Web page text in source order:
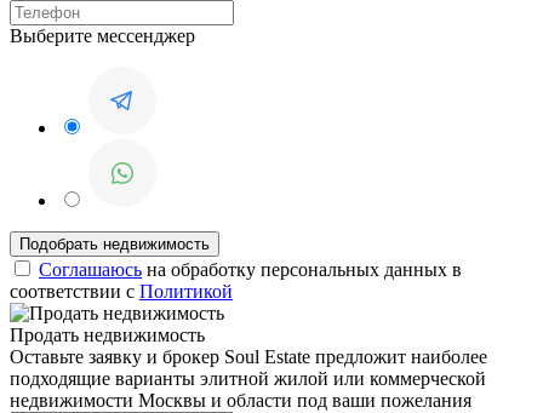
Выберите мессенджер
Соглашаюсь на обработку персональных данных в
соответствии с Политикой
Продать недвижимость
Оставьте заявку и брокер Soul Estate предложит наиболее
подходящие варианты элитной жилой или коммерческой
недвижимости Москвы и области под ваши пожелания